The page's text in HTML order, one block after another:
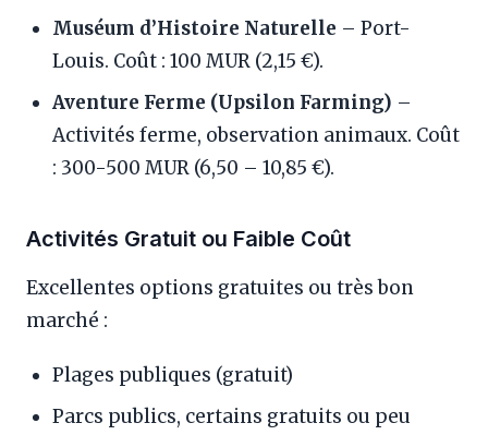
Muséum d’Histoire Naturelle – Port-
Louis. Coût : 100 MUR (2,15 €).
Aventure Ferme (Upsilon Farming) –
Activités ferme, observation animaux. Coût
: 300-500 MUR (6,50 – 10,85 €).
Activités Gratuit ou Faible Coût
Excellentes options gratuites ou très bon
marché :
Plages publiques (gratuit)
Parcs publics, certains gratuits ou peu